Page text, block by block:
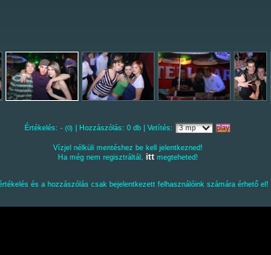
Értékelés: - (0) | Hozzászólás: 0 db | Vetítés:
Vízjel nélküli mentéshez be kell jelentkezned!
Ha még nem regisztráltál, ittmegteheted!
és a hozzászólás csak bejelentkezett felhasználóink számára érhető el!